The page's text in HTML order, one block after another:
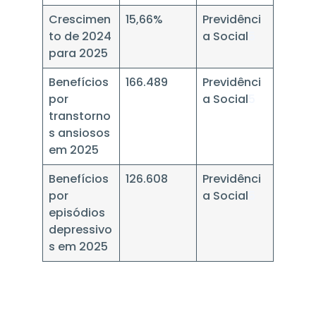
Crescimen
to de 2024
para 2025
15,66%
Previdênci
a Social
Benefícios
por
transtorno
s ansiosos
em 2025
166.489
Previdênci
a Social
Benefícios
por
episódios
depressivo
s em 2025
126.608
Previdênci
a Social